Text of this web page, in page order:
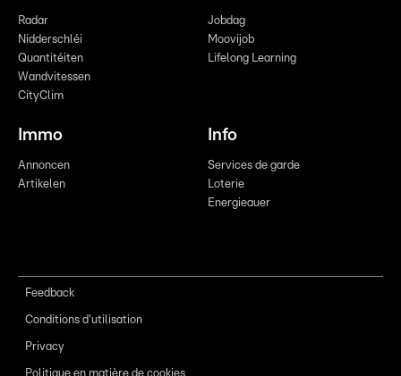
Radar
Nidderschléi
Quantitéiten
Wandvitessen
CityClim
Jobdag
Moovijob
Lifelong Learning
Immo
Annoncen
Artikelen
Info
Services de garde
Loterie
Energieauer
Feedback
Conditions d'utilisation
Privacy
Politique en matière de cookies